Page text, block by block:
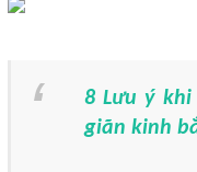
8 Lưu ý
giãn kinh